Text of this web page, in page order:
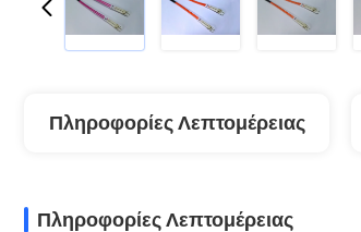
Πληροφορίες Λεπτομέρειας
Πληροφορίες Λεπτομέρειας